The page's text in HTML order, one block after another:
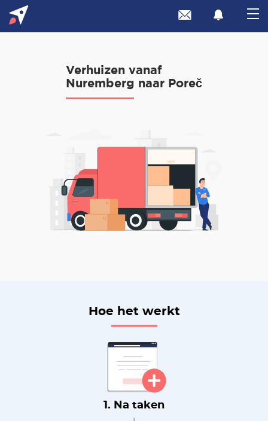
Verhuizen vanaf
Nuremberg naar Poreč
Hoe het werkt
1. Na taken